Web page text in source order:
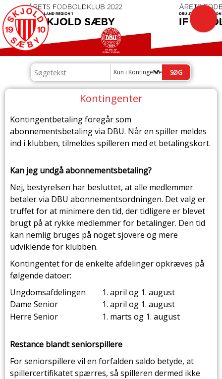
Kun i Kontingenter
Kontingenter
Kontingentbetaling foregår som
abonnementsbetaling via DBU. Når en spiller meldes
ind i klubben, tilmeldes spilleren med et betalingskort.
Kan jeg undgå abonnementsbetaling?
Nej, bestyrelsen har besluttet, at alle medlemmer
betaler via DBU abonnementsordningen. Det valg er
truffet for at minimere den tid, der tidligere er blevet
brugt på at rykke medlemmer for betalinger. Den tid
kan nemlig bruges på noget sjovere og mere
udviklende for klubben.
Kontingentet for de enkelte afdelinger opkræves på
følgende datoer:
Ungdomsafdelingen
1. april og 1. august
Dame Senior
1. april og 1. august
Herre Senior
1. marts og 1. august
Restance blandt seniorspillere
For seniorspillere vil en forfalden saldo betyde, at
spillercertifikatet spærres, så spilleren dermed ikke